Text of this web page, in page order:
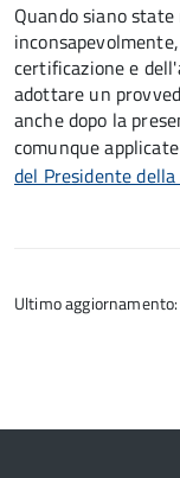
Quando siano
certificazione e
adottare un
anche dopo la
comunque
del Presidente
Ultimo